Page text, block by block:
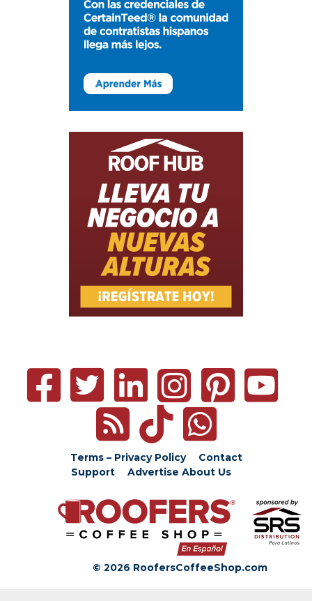
Terms – Privacy Policy
Contact
Support
Advertise About Us
© 2026 RoofersCoffeeShop.com